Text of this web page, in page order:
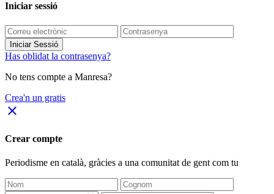
Iniciar sessió
Iniciar Sessió
Has oblidat la contrasenya?
No tens compte a Manresa?
Crea'n un gratis
close
Crear compte
Periodisme en català, gràcies a una comunitat de gent com tu